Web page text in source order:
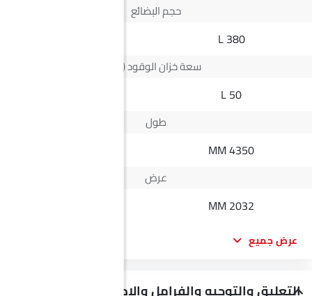
حجم البضائع
380 L
سعة خزان الوقود (لتر)
50 L
طول
4350 MM
عرض
2032 MM
عرض جميع
التعليق والتوجيه والفرامل والإطارات